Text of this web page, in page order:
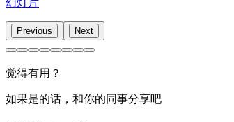
幻灯片
Previous Next
觉得有用？
如果是的话，和你的同事分享吧